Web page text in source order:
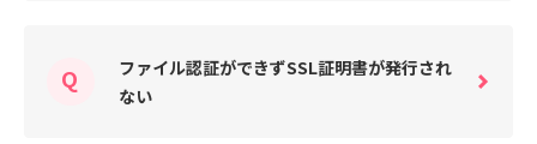
ファイル認証ができずSSL証明書が発行され
ない